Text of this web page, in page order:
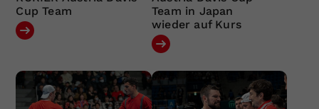
Cup Team
Team in Japan
wieder auf Kurs